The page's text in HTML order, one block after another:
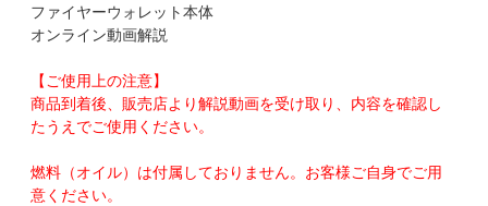
ファイヤーウォレット本体
オンライン動画解説
【ご使用上の注意】
商品到着後、販売店より解説動画を受け取り、内容を確認し
たうえでご使用ください。
燃料（オイル）は付属しておりません。お客様ご自身でご用
意ください。